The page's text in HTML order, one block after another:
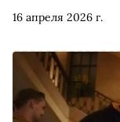
16 апреля 2026 г.
конца» Татьяна Шорохова честно предупреждает